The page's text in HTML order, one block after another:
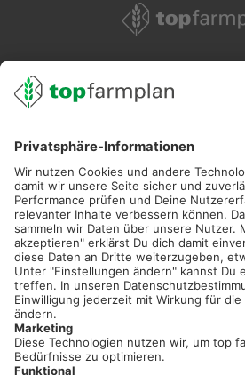
Sei immer auf dem
Neue Features, spannende Tipps und
Registriere dich